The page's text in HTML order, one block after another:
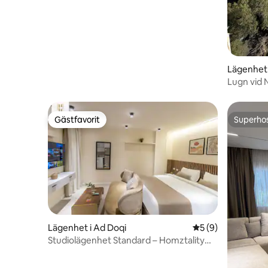
Lägenhet
Lugn vid
Gästfavorit
Gästfavorit
Lägenhet i Ad Doqi 5 av 5 i
5 (9)
Studiolägenhet Standard – Homztality